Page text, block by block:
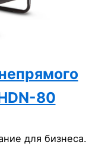
80
для бизнеса.